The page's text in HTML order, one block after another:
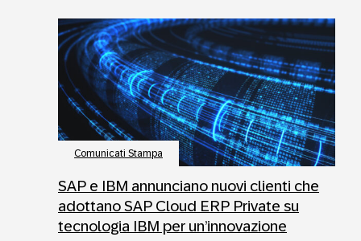
Comunicati Stampa
SAP e IBM annunciano nuovi clienti che
adottano SAP Cloud ERP Private su
tecnologia IBM per un’innovazione